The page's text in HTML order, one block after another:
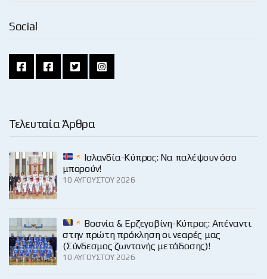
Social
Τελευταία Άρθρα
Ισλανδία-Κύπρος: Να παλέψουν όσο
μπορούν!
10 ΑΥΓΟΎΣΤΟΥ 2026
Βοσνία & Ερζεγοβίνη-Κύπρος: Απέναντι
στην πρώτη πρόκληση οι νεαρές μας
(Σύνδεσμος ζωντανής μετάδοσης)!
10 ΑΥΓΟΎΣΤΟΥ 2026